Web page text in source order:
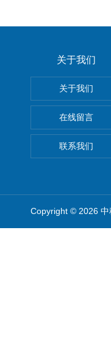
关于我们
关于我们
在线留言
联系我们
Copyright © 2026 中